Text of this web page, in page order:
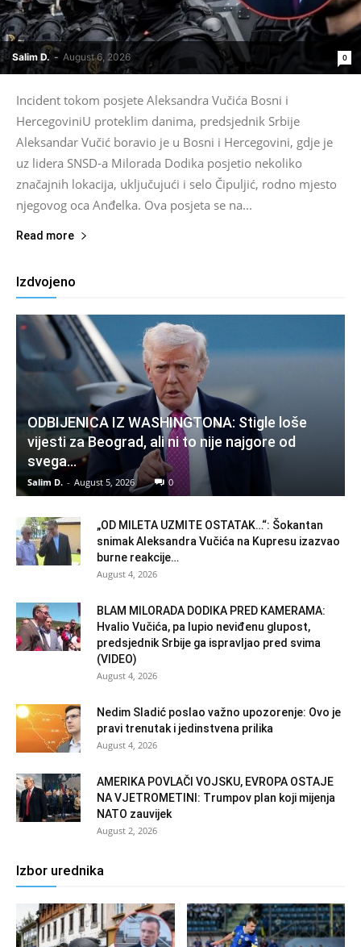
Salim D. - August 6, 2026 0
Incident tokom posjete Aleksandra Vučića Bosni i
HercegoviniU proteklim danima, predsjednik Srbije
Aleksandar Vučić boravio je u Bosni i Hercegovini, gdje je
uz lidera SNSD-a Milorada Dodika posjetio nekoliko
značajnih lokacija, uključujući i selo Čipuljić, rodno mjesto
njegovog oca Anđelka. Ova posjeta se na...
Read more
Izdvojeno
ODBIJENICA IZ WASHINGTONA: Stigle loše
vijesti za Beograd, ali ni to nije najgore od
svega…
Salim D. - August 5, 2026 0
„OD MILETA UZMITE OSTATAK…“: Šokantan
snimak Aleksandra Vučića na Kupresu izazvao
burne reakcije…
August 4, 2026
BLAM MILORADA DODIKA PRED KAMERAMA:
Hvalio Vučića, pa lupio neviđenu glupost,
predsjednik Srbije ga ispravljao pred svima
(VIDEO)
August 4, 2026
Nedim Sladić poslao važno upozorenje: Ovo je
pravi trenutak i jedinstvena prilika
August 4, 2026
AMERIKA POVLAČI VOJSKU, EVROPA OSTAJE
NA VJETROMETINI: Trumpov plan koji mijenja
NATO zauvijek
August 2, 2026
Izbor urednika